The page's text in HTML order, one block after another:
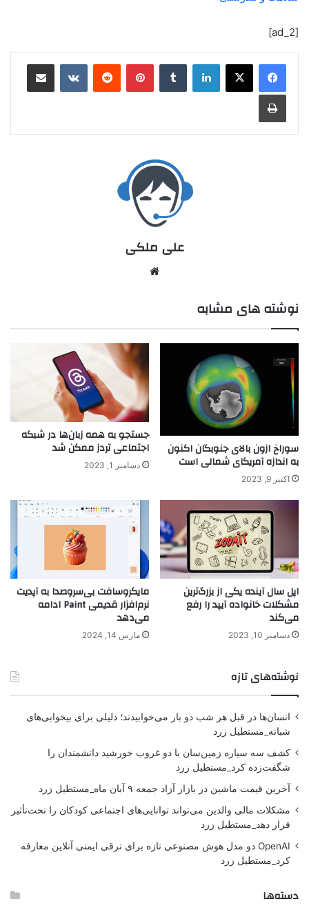
[ad_2]
علی ملکی
نوشته های مشابه
سوراخ ازون بالای جنوبگان اکنون
به اندازه آمریکای شمالی است
اکتبر 9, 2023
جستجو به همه زبان‌ها در شبکه
اجتماعی تردز ممکن شد
دسامبر 1, 2023
اپل سال آینده یکی از بزرگ‌ترین
مشکلات خانواده آیپد را رفع
می‌کند
دسامبر 10, 2023
مایکروسافت بی‌سروصدا به آپدیت
نرم‌افزار قدیمی Paint ادامه
می‌دهد
مارس 14, 2024
نوشته‌های تازه
انسان‌ها در قبل هر شب دو بار می‌خوابیدند؛ دلیلی برای بیخوابی‌های
شبانه_مستطیل زرد
کشف سه سیاره زمین‌سان با دو غروب خورشید دانشمندان را
شگفت‌زده کرد_مستطیل زرد
آخرین قیمت ماشین در بازار آزاد جمعه ۹ آبان ماه_مستطیل زرد
مشکلات مالی والدین می‌تواند توانایی‌های اجتماعی کودکان را تحت‌تأثیر
قرار دهد_مستطیل زرد
OpenAI دو مدل هوش مصنوعی تازه برای ترقی ایمنی آنلاین معارفه
کرد_مستطیل زرد
دسته‌ها